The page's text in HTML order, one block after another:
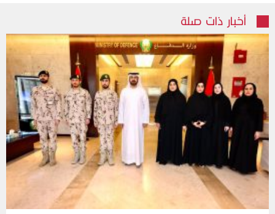
أخبار ذات صلة